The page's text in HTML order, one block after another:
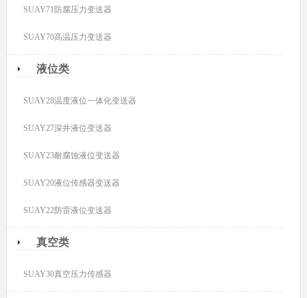
SUAY71防腐压力变送器
SUAY70高温压力变送器
液位类
SUAY28温度液位一体化变送器
SUAY27深井液位变送器
SUAY23耐腐蚀液位变送器
SUAY20液位传感器变送器
SUAY22防雷液位变送器
真空类
SUAY30真空压力传感器